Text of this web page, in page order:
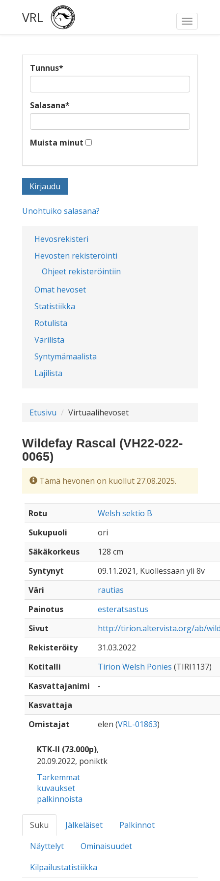
Toggle
VRL
Hevosrekisteri
Hevosten rekisteröinti
Ohjeet rekisteröintiin
Omat hevoset
Statistiikka
Rotulista
Värilista
Syntymämaalista
Lajilista
Tunnus*
Salasana*
Muista minut
Unohtuiko salasana?
Etusivu Virtuaalihevoset
Wildefay Rascal (VH22-022-
0065)
Tämä hevonen on kuollut 27.08.2025.
Rotu
Welsh sektio B
Sukupuoli
ori
Säkäkorkeus
128 cm
Syntynyt
09.11.2021, Kuollessaan yli 8v
Väri
rautias
Painotus
esteratsastus
Sivut
http://tirion.altervista.org/ab/
Rekisteröity
31.03.2022
Kotitalli
Tirion Welsh Ponies (TIRI1137)
Kasvattajanimi
-
Kasvattaja
Omistajat
elen (VRL-01863)
KTK-II (73.000p),
20.09.2022, poniktk
Tarkemmat
kuvaukset
palkinnoista
Suku Jälkeläiset
Palkinnot
Näyttelyt
Ominaisuudet
Kilpailustatistiikka